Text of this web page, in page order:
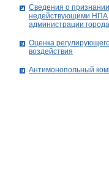
Сведения о признании
недействующими НПА
администрации
Оценка
воздействия
Антимонопольный